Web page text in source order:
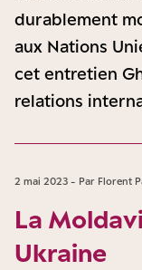
durablement
aux Nations
cet entretien
relations
2 mai 2023 - Par Florent
La
Ukraine